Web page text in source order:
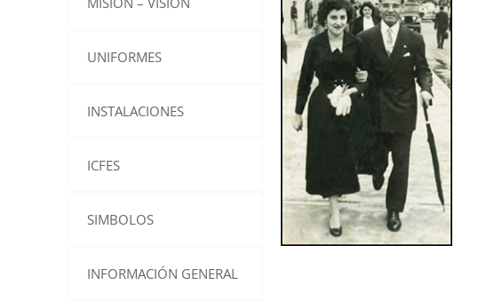
UNIFORMES
INSTALACIONES
ICFES
SIMBOLOS
INFORMACIÓN GENERAL